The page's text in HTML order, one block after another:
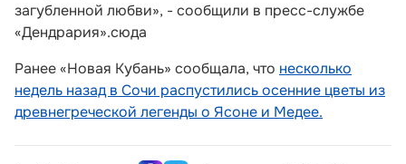
загубленной любви», - сообщили в пресс-службе
«Дендрария».сюда
Ранее «Новая Кубань» сообщала, что несколько
недель назад в Сочи распустились осенние цветы из
древнегреческой легенды о Ясоне и Медее.